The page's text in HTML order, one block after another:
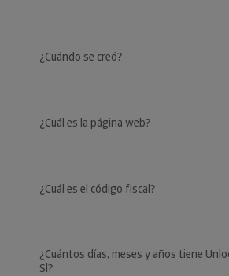
¿Cuándo se creó?
¿Cuál es la página web?
¿Cuál es el código fiscal?
¿Cuántos días, meses y años tiene
Sl?